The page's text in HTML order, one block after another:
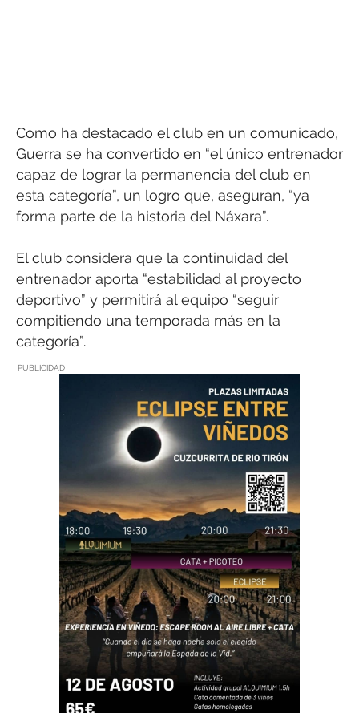
Como ha destacado el club en un comunicado,
Guerra se ha convertido en “el único entrenador
capaz de lograr la permanencia del club en
esta categoría”, un logro que, aseguran, “ya
forma parte de la historia del Náxara”.
El club considera que la continuidad del
entrenador aporta “estabilidad al proyecto
deportivo” y permitirá al equipo “seguir
compitiendo una temporada más en la
categoría”.
PUBLICIDAD